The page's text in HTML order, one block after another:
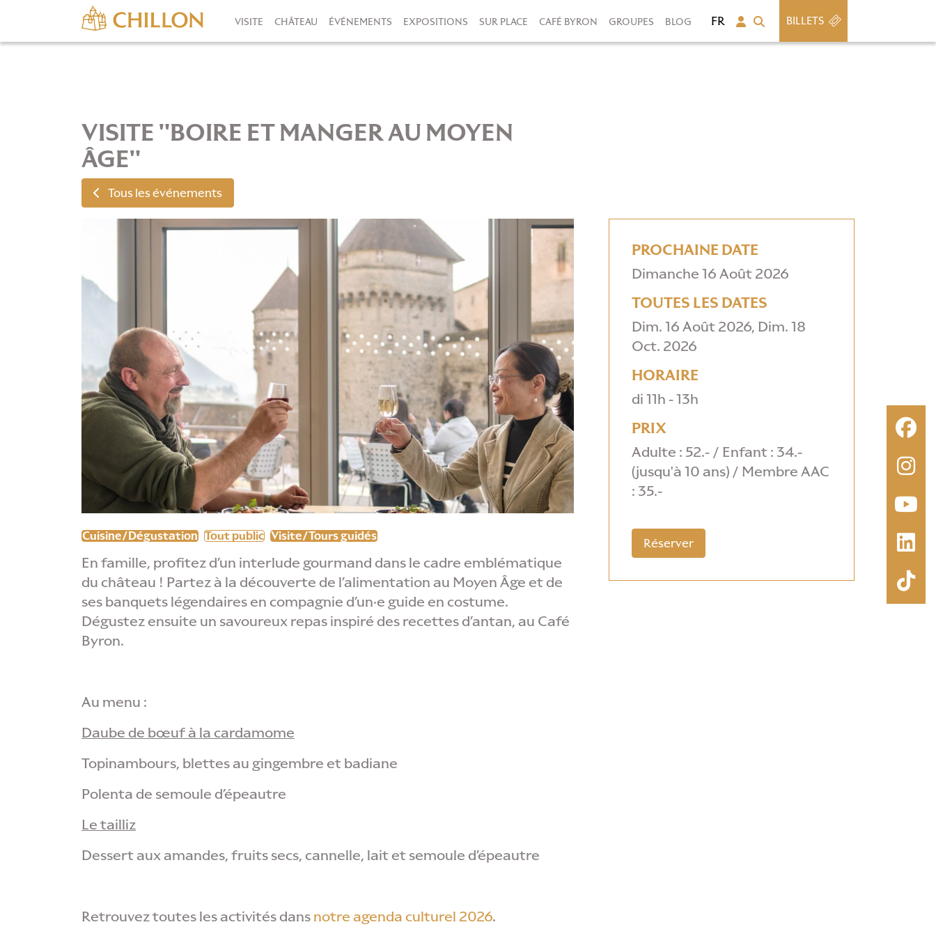
VISITE CHÂTEAU ÉVÉNEMENTS EXPOSITIONS SUR PLACE CAFÉ BYRON GROUPES BLOG BILLETS
VISITE "BOIRE ET MANGER AU MOYEN
ÂGE"
Tous les événements
Cuisine/Dégustation Tout public Visite/Tours guidés
En famille, profitez d’un interlude gourmand dans le cadre emblématique
du château ! Partez à la découverte de l’alimentation au Moyen Âge et de
ses banquets légendaires en compagnie d’un·e guide en costume.
Dégustez ensuite un savoureux repas inspiré des recettes d’antan, au Café
Byron.
Au menu :
Daube de bœuf à la cardamome
Topinambours, blettes au gingembre et badiane
Polenta de semoule d’épeautre
Le tailliz
Dessert aux amandes, fruits secs, cannelle, lait et semoule d’épeautre
Retrouvez toutes les activités dans notre agenda culturel 2026.
PROCHAINE DATE
Dimanche 16 Août 2026
TOUTES LES DATES
Dim. 16 Août 2026, Dim. 18
Oct. 2026
HORAIRE
di 11h - 13h
PRIX
Adulte : 52.- / Enfant : 34.-
(jusqu'à 10 ans) / Membre AAC
: 35.-
Réserver